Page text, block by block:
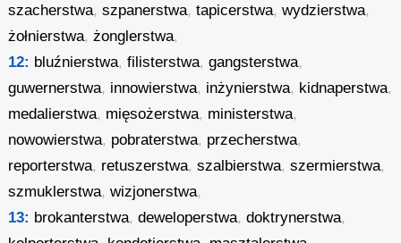
szacherstwa,szpanerstwa,tapicerstwa,wydzierstwa,
żołnierstwa,żonglerstwa,
12: bluźnierstwa,filisterstwa,gangsterstwa,
guwernerstwa, innowierstwa, inżynierstwa, kidnaperstwa,
medalierstwa, mięsożerstwa, ministerstwa,
nowowierstwa, pobraterstwa, przecherstwa,
reporterstwa, retuszerstwa,szalbierstwa,szermierstwa,
szmuklerstwa,wizjonerstwa,
13: brokanterstwa,deweloperstwa,doktrynerstwa,